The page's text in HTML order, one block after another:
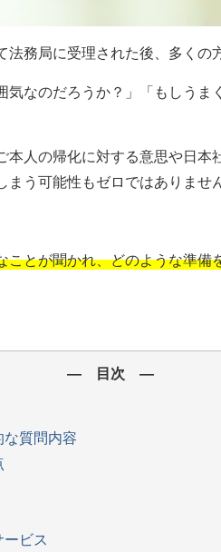
務局に受理された後、多くの
気なのだろうか？」「もしう
人の帰化に対する意思や日
う可能性もゼロではありません
ことが聞かれ、どのような準
― 目次 ―
な質問内容
ビス